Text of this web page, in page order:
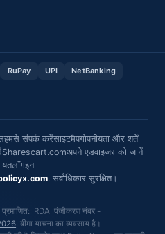
RuPay UPI
NetBanking
हमसे संपर्क करेंसाइटमैपगोपनीयता और शर्तें
Sharescart.comअपने एडवाइजर को जानें
लॉगइन
. सर्वाधिकार सुरक्षित।
IRDAI पंजीकरण नंबर -
, बीमा याचना का व्यवसाय है।